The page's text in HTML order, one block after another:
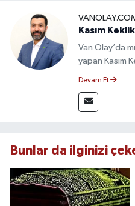
Kasım Keklik
Van Olay’da
yapan Kasım
olmak üzere
deneyimiyle
odaklanan
Devam Et
Bunlar da ilginizi